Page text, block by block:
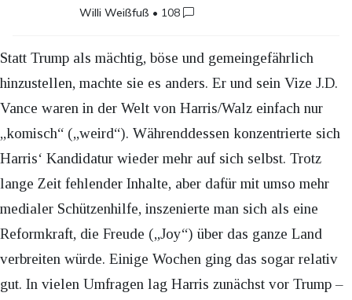
Willi Weißfuß • 108
Statt Trump als mächtig, böse und gemeingefährlich
hinzustellen, machte sie es anders. Er und sein Vize J.D.
Vance waren in der Welt von Harris/Walz einfach nur
„komisch“ („weird“). Währenddessen konzentrierte sich
Harris‘ Kandidatur wieder mehr auf sich selbst. Trotz
lange Zeit fehlender Inhalte, aber dafür mit umso mehr
medialer Schützenhilfe, inszenierte man sich als eine
Reformkraft, die Freude („Joy“) über das ganze Land
verbreiten würde. Einige Wochen ging das sogar relativ
gut. In vielen Umfragen lag Harris zunächst vor Trump –